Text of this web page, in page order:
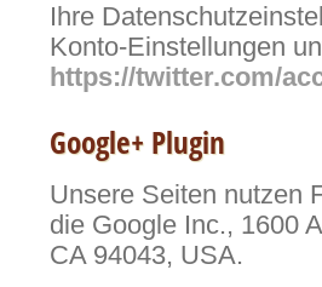
Ihre
Konto-Einstellungen
https://twitter.com/
Google+ Plugin
Unsere Seiten nutzen
die Google Inc., 1600
CA 94043, USA.